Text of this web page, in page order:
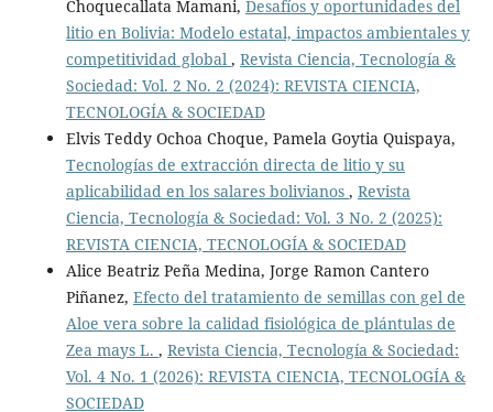
Choquecallata Mamani, Desafíos y oportunidades del
litio en Bolivia: Modelo estatal, impactos ambientales y
competitividad global , Revista Ciencia, Tecnología &
Sociedad: Vol. 2 No. 2 (2024): REVISTA CIENCIA,
TECNOLOGÍA & SOCIEDAD
Elvis Teddy Ochoa Choque, Pamela Goytia Quispaya,
Tecnologías de extracción directa de litio y su
aplicabilidad en los salares bolivianos , Revista
Ciencia, Tecnología & Sociedad: Vol. 3 No. 2 (2025):
REVISTA CIENCIA, TECNOLOGÍA & SOCIEDAD
Alice Beatriz Peña Medina, Jorge Ramon Cantero
Piñanez, Efecto del tratamiento de semillas con gel de
Aloe vera sobre la calidad fisiológica de plántulas de
Zea mays L. , Revista Ciencia, Tecnología & Sociedad:
Vol. 4 No. 1 (2026): REVISTA CIENCIA, TECNOLOGÍA &
SOCIEDAD